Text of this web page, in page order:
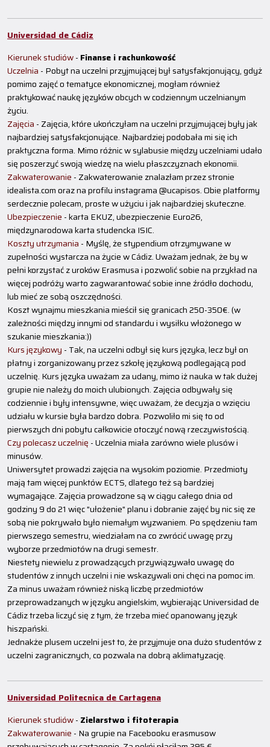
Universidad de Cádiz
Kierunek studiów- Finanse i rachunkowość
Uczelnia - Pobyt na uczelni przyjmującej był satysfakcjonujący, gdyż
pomimo zajęć o tematyce ekonomicznej, mogłam również
praktykować naukę języków obcych w codziennym uczelnianym
życiu.
Zajęcia - Zajęcia, które ukończyłam na uczelni przyjmującej były jak
najbardziej satysfakcjonujące. Najbardziej podobała mi się ich
praktyczna forma. Mimo różnic w sylabusie między uczelniami udało
się poszerzyć swoją wiedzę na wielu płaszczyznach ekonomii.
Zakwaterowanie - Zakwaterowanie znalazłam przez stronie
idealista.com oraz na profilu instagrama @ucapisos. Obie platformy
serdecznie polecam, proste w użyciu i jak najbardziej skuteczne.
Ubezpieczenie - karta EKUZ, ubezpieczenie Euro26,
międzynarodowa karta studencka ISIC.
Koszty utrzymania - Myślę, że stypendium otrzymywane w
zupełności wystarcza na życie w Cádiz. Uważam jednak, że by w
pełni korzystać z uroków Erasmusa i pozwolić sobie na przykład na
więcej podróży warto zagwarantować sobie inne źródło dochodu,
lub mieć ze sobą oszczędności.
Koszt wynajmu mieszkania mieścił się granicach 250-350€. (w
zależności między innymi od standardu i wysiłku włożonego w
szukanie mieszkania:))
Kurs językowy - Tak, na uczelni odbył się kurs języka, lecz był on
płatny i zorganizowany przez szkołę językową podlegającą pod
uczelnię. Kurs języka uważam za udany, mimo iż nauka w tak dużej
grupie nie należy do moich ulubionych. Zajęcia odbywały się
codziennie i były intensywne, więc uważam, że decyzja o wzięciu
udziału w kursie była bardzo dobra. Pozwoliło mi się to od
pierwszych dni pobytu całkowicie otoczyć nową rzeczywistością.
Czy polecasz uczelnię - Uczelnia miała zarówno wiele plusów i
minusów.
Uniwersytet prowadzi zajęcia na wysokim poziomie. Przedmioty
mają tam więcej punktów ECTS, dlatego też są bardziej
wymagające. Zajęcia prowadzone są w ciągu całego dnia od
godziny 9 do 21 więc "ułożenie" planu i dobranie zajęć by nic się ze
sobą nie pokrywało było niemałym wyzwaniem. Po spędzeniu tam
pierwszego semestru, wiedziałam na co zwrócić uwagę przy
wyborze przedmiotów na drugi semestr.
Niestety niewielu z prowadzących przywiązywało uwagę do
studentów z innych uczelni i nie wskazywali oni chęci na pomoc im.
Za minus uważam również niską liczbę przedmiotów
przeprowadzanych w języku angielskim, wybierając Universidad de
Cádiz trzeba liczyć się z tym, że trzeba mieć opanowany język
hiszpański.
Jednakże plusem uczelni jest to, że przyjmuje ona dużo studentów z
uczelni zagranicznych, co pozwala na dobrą aklimatyzację.
Universidad Politecnica de Cartagena
Kierunek studiów- Zielarstwo i fitoterapia
Zakwaterowanie - Na grupie na Facebooku erasmusow